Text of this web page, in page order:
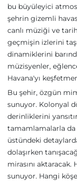
bu büyüleyici
şehrin gizemli
canlı müziği ve
geçmişin izlerini
dinamiklerini
müzisyenler,
Havana'yı
Bu şehir, özgün
sunuyor. Kolonyal
derinliklerini
tamamlamalarla da
üstündeki
dolaşırken
mirasını
sunuyor. Hangi